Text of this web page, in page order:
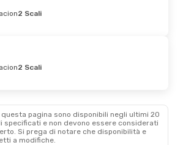
2 Scali
2 Scali
pagina sono disponibili negli ultimi 20
specificati e non devono essere considerati
Si prega di notare che disponibilità e
a modifiche.